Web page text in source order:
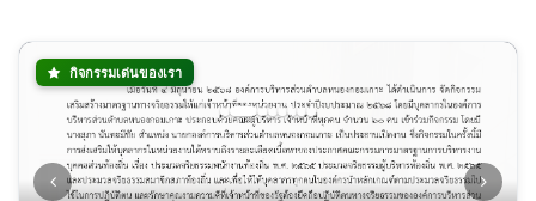
กิจกรรมเด่นของเรา